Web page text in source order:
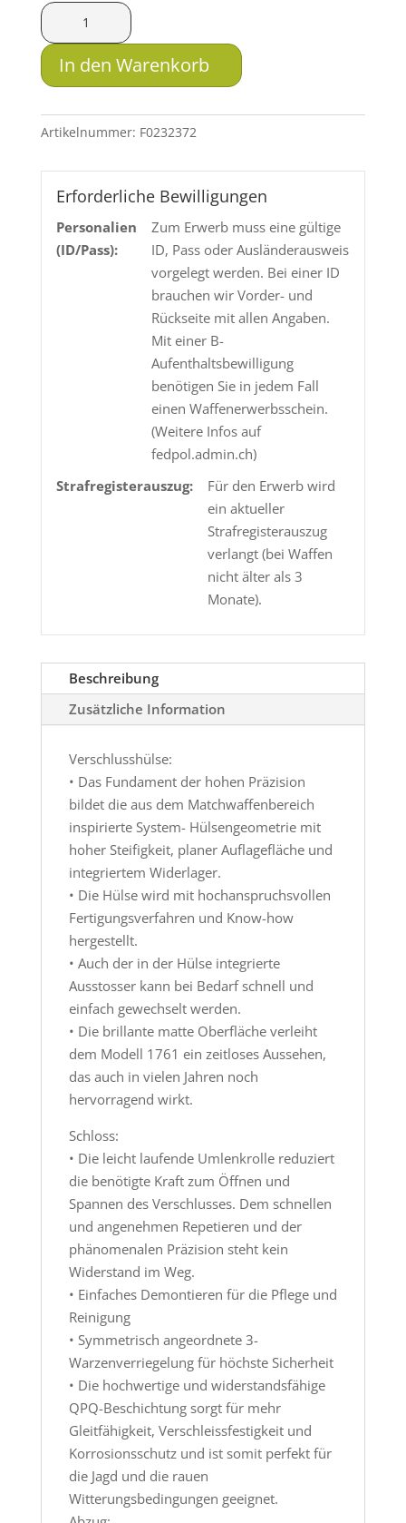
Anschütz
1761L
D
HB
28
-
Linksausführung
.22
WMR
In den Warenkorb
Artikelnummer: F0232372
Erforderliche Bewilligungen
Personalien
(ID/Pass):
Zum Erwerb muss eine gültige
ID, Pass oder Ausländerausweis
vorgelegt werden. Bei einer ID
brauchen wir Vorder- und
Rückseite mit allen Angaben.
Mit einer B-
Aufenthaltsbewilligung
benötigen Sie in jedem Fall
einen Waffenerwerbsschein.
(Weitere Infos auf
fedpol.admin.ch)
Strafregisterauszug:
Für den Erwerb wird
ein aktueller
Strafregisterauszug
verlangt (bei Waffen
nicht älter als 3
Monate).
Beschreibung
Zusätzliche Information
Verschlusshülse:
• Das Fundament der hohen Präzision
bildet die aus dem Matchwaffenbereich
inspirierte System- Hülsengeometrie mit
hoher Steifigkeit, planer Auflagefläche und
integriertem Widerlager.
• Die Hülse wird mit hochanspruchsvollen
Fertigungsverfahren und Know-how
hergestellt.
• Auch der in der Hülse integrierte
Ausstosser kann bei Bedarf schnell und
einfach gewechselt werden.
• Die brillante matte Oberfläche verleiht
dem Modell 1761 ein zeitloses Aussehen,
das auch in vielen Jahren noch
hervorragend wirkt.
Schloss:
• Die leicht laufende Umlenkrolle reduziert
die benötigte Kraft zum Öffnen und
Spannen des Verschlusses. Dem schnellen
und angenehmen Repetieren und der
phänomenalen Präzision steht kein
Widerstand im Weg.
• Einfaches Demontieren für die Pflege und
Reinigung
• Symmetrisch angeordnete 3-
Warzenverriegelung für höchste Sicherheit
• Die hochwertige und widerstandsfähige
QPQ-Beschichtung sorgt für mehr
Gleitfähigkeit, Verschleissfestigkeit und
Korrosionsschutz und ist somit perfekt für
die Jagd und die rauen
Witterungsbedingungen geeignet.